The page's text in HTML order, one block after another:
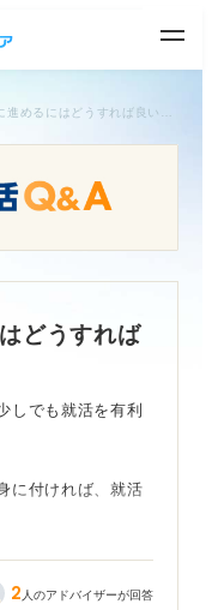
どうすれば
しでも就活を有利
に付ければ、就活
2 人のアドバイザーが回答